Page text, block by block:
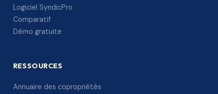
Logiciel SyndicPro
Comparatif
Démo gratuite
RESSOURCES
Annuaire des copropriétés